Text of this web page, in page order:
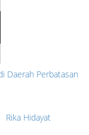
Daerah Perbatasan
Rika Hidayat